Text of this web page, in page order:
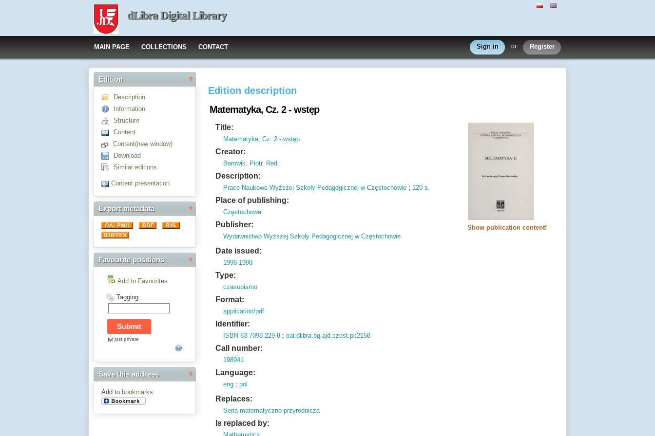
dLibra Digital Library
MAIN PAGE COLLECTIONS CONTACT Sign in or Register
Edition
Description
Information
Structure
Content
Content(new window)
Download
Similar editions
Content presentation
Export metadata
Favourite positions
Add to Favourites
Tagging
just private
Save this address
Add to bookmarks
Edition description
Matematyka, Cz. 2 - wstęp
Show publication content!
Title:
Matematyka, Cz. 2 - wstęp
Creator:
Borowik, Piotr. Red.
Description:
Prace Naukowe Wyższej Szkoły Pedagogicznej w Częstochowie ; 120 s.
Place of publishing:
Częstochowa
Publisher:
Wydawnictwo Wyższej Szkoły Pedagogicznej w Częstochowie
Date issued:
1996-1998
Type:
czasopismo
Format:
application/pdf
Identifier:
ISBN 83-7098-229-8 ;oai:dlibra.bg.ajd.czest.pl:2158
Call number:
198941
Language:
eng ;pol
Replaces:
Seria matematyczno-przyrodnicza
Is replaced by: